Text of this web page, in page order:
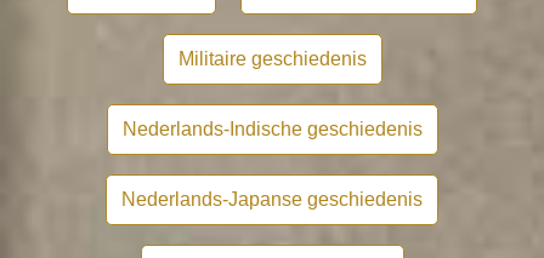
Militaire geschiedenis
Nederlands-Indische geschiedenis
Nederlands-Japanse geschiedenis